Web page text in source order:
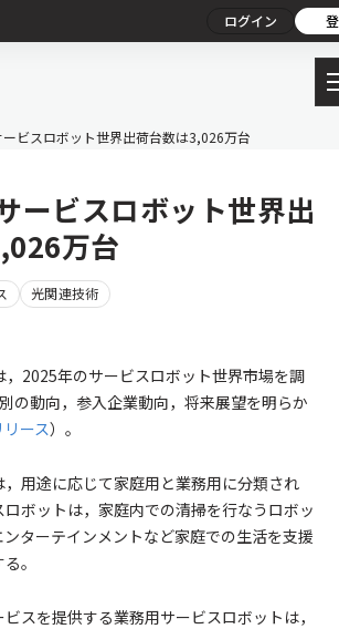
ログイン
ビスロボット世界出荷台数は3,026万台
ービスロボット世界出
万台
光関連技術
，2025年のサービスロボット世界市場を調
の動向，参入企業動向，将来展望を明らか
ース）。
用途に応じて家庭用と業務用に分類され
ボットは，家庭内での清掃を行なうロボッ
ンターテインメントなど家庭での生活を支援
。
スを提供する業務用サービスロボットは，